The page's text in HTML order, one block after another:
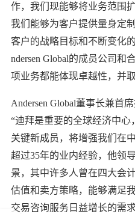
作，我们现能够将业务范围
我们能够为客户提供量身定
客户的战略目标和不断变化
ndersen Global的成员公司和
项业务都能体现卓越性，并
Andersen Global董事长兼首
“迪拜是重要的全球经济中心
关键新成员，将增强我们在
超过35年的业内经验，他领
景，其中许多人曾在四大会
估值和卖方策略，能够满足
交易咨询服务日益增长的需